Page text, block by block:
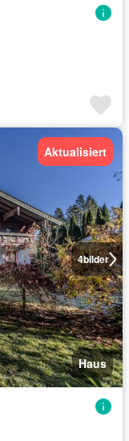
4bilder
Aktualisiert
Haus